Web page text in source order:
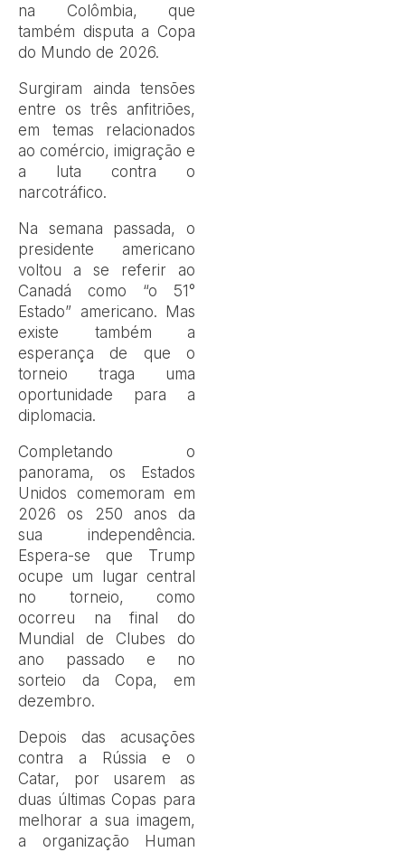
na Colômbia, que
também disputa a Copa
do Mundo de 2026.
Surgiram ainda tensões
entre os três anfitriões,
em temas relacionados
ao comércio, imigração e
a luta contra o
narcotráfico.
Na semana passada, o
presidente americano
voltou a se referir ao
Canadá como “o 51°
Estado” americano. Mas
existe também a
esperança de que o
torneio traga uma
oportunidade para a
diplomacia.
Completando o
panorama, os Estados
Unidos comemoram em
2026 os 250 anos da
sua independência.
Espera-se que Trump
ocupe um lugar central
no torneio, como
ocorreu na final do
Mundial de Clubes do
ano passado e no
sorteio da Copa, em
dezembro.
Depois das acusações
contra a Rússia e o
Catar, por usarem as
duas últimas Copas para
melhorar a sua imagem,
a organização Human